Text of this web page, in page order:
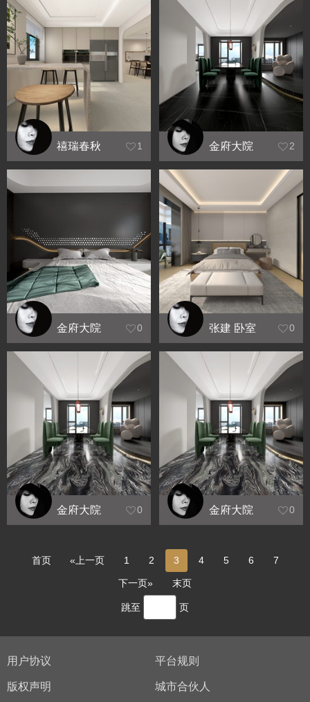
禧瑞春秋
下跃 王宅
效果图
1
金府大院
雅居效果
2
金府大院
卧室角度
0
张建 卧室
全景
0
金府大院
项目雅居
0
金府大院
雅居效果
0
首页 «上一页 1 2 3 4 5 6 7
下一页» 末页
跳至 页
用户协议 平台规则
版权声明 城市合伙人